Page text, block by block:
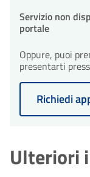
Servizio non
portale
Oppure, puoi
presentarti
Richiedi
Ulteriori